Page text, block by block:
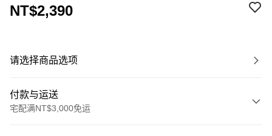
NT$2,390
请选择商品选项
付款与运送
宅配满NT$3,000免运